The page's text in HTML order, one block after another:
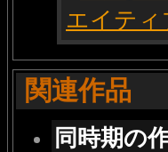
関連作品
同時期の